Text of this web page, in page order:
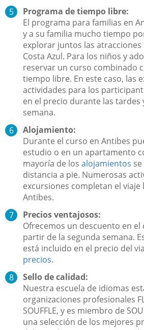
Programa de tiempo libre:
El programa para familias en
y a su familia mucho tiempo
explorar juntos las atracciones
Costa Azul. Para los niños y
reservar un curso combinado
tiempo libre. En este caso, las
actividades para los
en el precio durante las tardes
semana.
Alojamiento:
Durante el curso en Antibes
estudio o en un apartamento
mayoría de los alojamientos
distancia a pie. Numerosas
excursiones completan el viaje
Antibes.
Precios ventajosos:
Ofrecemos un descuento en el
partir de la segunda semana.
está incluido en el precio del
precios.
Sello de calidad:
Nuestra escuela de idiomas
organizaciones profesionales
SOUFFLE, y es miembro de
una selección de los mejores